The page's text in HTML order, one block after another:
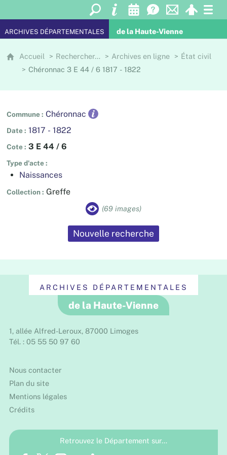
ARCHIVES DÉPARTEMENTALES de la Haute-Vienne
Accueil Rechercher… Archives en ligne
État civil
Chéronnac 3 E 44 / 6 1817 - 1822
Commune Chéronnac
Date 1817 - 1822
Cote 3 E 44 / 6
Type d'acte
Naissances
Collection Greffe
(69 images)
Nouvelle recherche
ARCHIVES DÉPARTEMENTALES
de la Haute-Vienne
1, allée Alfred-Leroux, 87000 Limoges
Tél. : 05 55 50 97 60
Nous contacter
Plan du site
Mentions légales
Crédits
Retrouvez le Département sur…
Facebook
TwitterInstagram
Youtube